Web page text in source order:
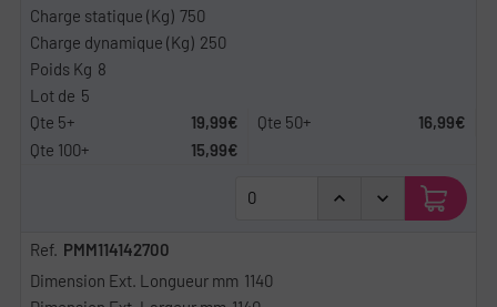
750
250
8
5
19,99€
16,99€
15,99€
PMM114142700
1140